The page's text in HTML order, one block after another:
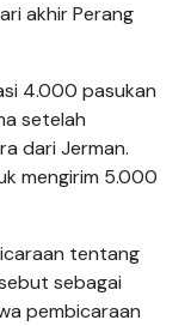
akhir Perang
4.000 pasukan
setelah
dari Jerman.
mengirim 5.000
tentang
sebagai
pembicaraan